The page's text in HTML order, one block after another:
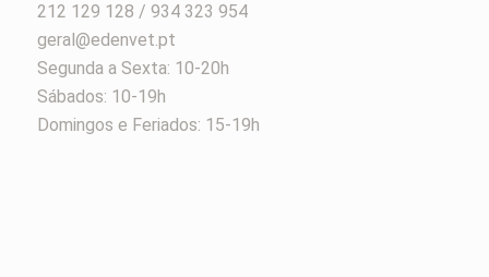
212 129 128 / 934 323 954
geral@edenvet.pt
Segunda a Sexta: 10-20h
Sábados: 10-19h
Domingos e Feriados: 15-19h